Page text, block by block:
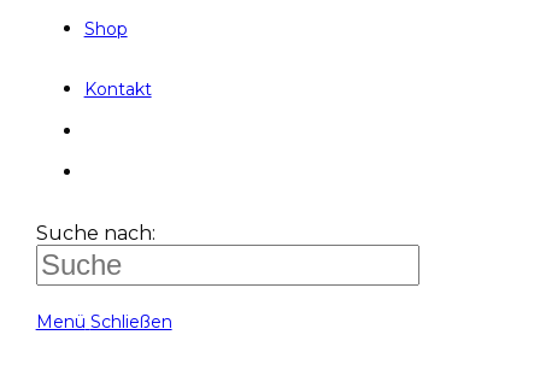
Shop
Kontakt
Suche nach:
Menü Schließen